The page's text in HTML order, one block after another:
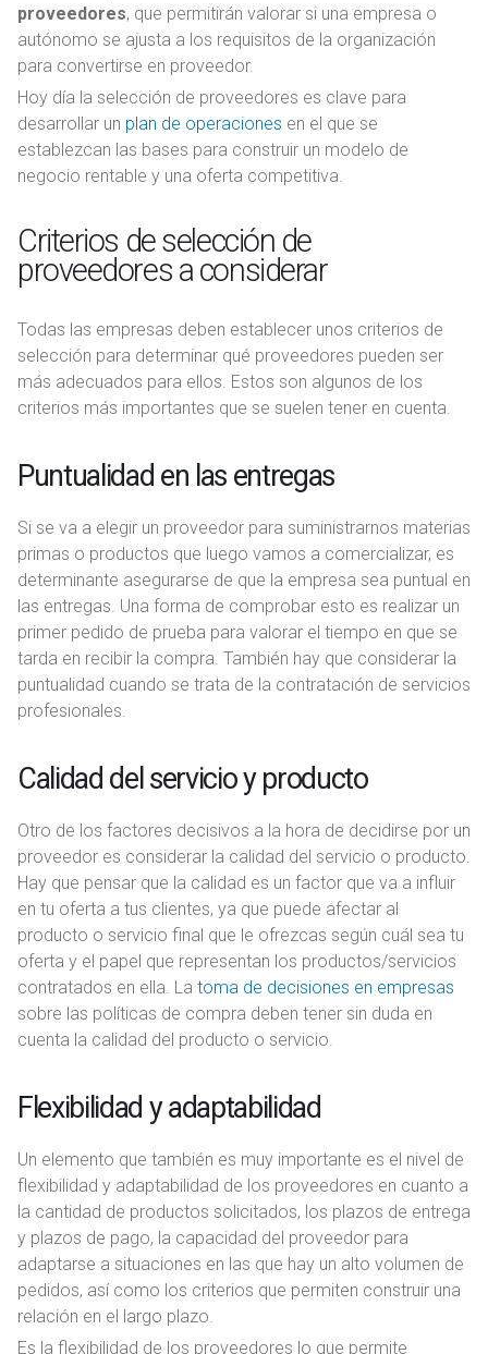
proveedores, que permitirán valorar si una empresa o
autónomo se ajusta a los requisitos de la organización
para convertirse en proveedor.
Hoy día la selección de proveedores es clave para
desarrollar un plan de operaciones en el que se
establezcan las bases para construir un modelo de
negocio rentable y una oferta competitiva.
Criterios de selección de
proveedores a considerar
Todas las empresas deben establecer unos criterios de
selección para determinar qué proveedores pueden ser
más adecuados para ellos. Estos son algunos de los
criterios más importantes que se suelen tener en cuenta.
Puntualidad en las entregas
Si se va a elegir un proveedor para suministrarnos materias
primas o productos que luego vamos a comercializar, es
determinante asegurarse de que la empresa sea puntual en
las entregas. Una forma de comprobar esto es realizar un
primer pedido de prueba para valorar el tiempo en que se
tarda en recibir la compra. También hay que considerar la
puntualidad cuando se trata de la contratación de servicios
profesionales.
Calidad del servicio y producto
Otro de los factores decisivos a la hora de decidirse por un
proveedor es considerar la calidad del servicio o producto.
Hay que pensar que la calidad es un factor que va a influir
en tu oferta a tus clientes, ya que puede afectar al
producto o servicio final que le ofrezcas según cuál sea tu
oferta y el papel que representan los productos/servicios
contratados en ella. La toma de decisiones en empresas
sobre las políticas de compra deben tener sin duda en
cuenta la calidad del producto o servicio.
Flexibilidad y adaptabilidad
Un elemento que también es muy importante es el nivel de
flexibilidad y adaptabilidad de los proveedores en cuanto a
la cantidad de productos solicitados, los plazos de entrega
y plazos de pago, la capacidad del proveedor para
adaptarse a situaciones en las que hay un alto volumen de
pedidos, así como los criterios que permiten construir una
relación en el largo plazo.
Es la flexibilidad de los proveedores lo que permite